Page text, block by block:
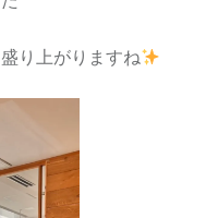
り上がりますね